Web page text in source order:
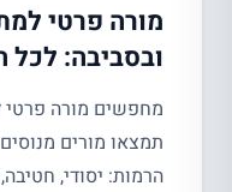
מורה פרטי
ובסביבה: לכל
מחפשים מורה
תמצאו מורים